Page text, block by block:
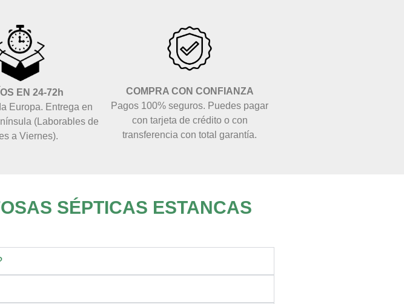
EN 24-72h
Europa. Entrega en
(Laborables de
a Viernes).
COMPRA CON CONFIANZA
Pagos 100% seguros. Puedes pagar
con tarjeta de crédito o con
transferencia con total garantía.
SÉPTICAS ESTANCAS